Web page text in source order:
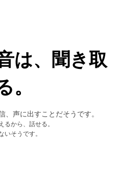
は、聞き取
。
声に出すことだそうです。
から、話せる。
そうです。